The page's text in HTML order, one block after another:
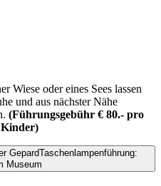
Wiese oder eines Sees lassen
und aus nächster Nähe
(Führungsgebühr € 80.- pro
Kinder)
Taschenlampenführung:
Museum